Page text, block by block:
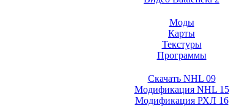
Моды
Карты
Текстуры
Программы
Скачать NHL 09
Модификация NHL 15
Модификация РХЛ 16